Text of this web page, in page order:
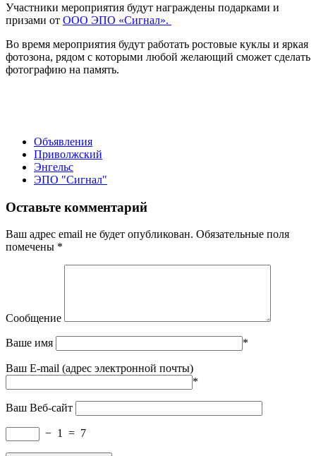
Участники мероприятия будут награждены подарками и
призами от ООО ЭПО «Сигнал».
Во время мероприятия будут работать ростовые куклы и яркая
фотозона, рядом с которыми любой желающий сможет сделать
фотографию на память.
Объявления
Приволжский
Энгельс
ЭПО "Сигнал"
Оставьте комментарий
Ваш адрес email не будет опубликован. Обязательные поля
помечены *
Сообщение
Ваше имя *
Ваш E-mail (адрес электронной почты)
*
Ваш Веб-сайт
− 1 = 7